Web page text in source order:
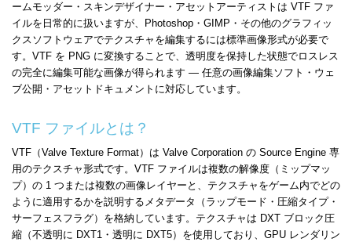
ームモッダー・スキンデザイナー・アセットアーティストは VTF ファ
イルを日常的に扱いますが、Photoshop・GIMP・その他のグラフィッ
クスソフトウェアでテクスチャを編集するには標準画像形式が必要で
す。VTF を PNG に変換することで、透明度を保持した状態でロスレス
の完全に編集可能な画像が得られます — 任意の画像編集ソフト・ウェ
ブ公開・アセットドキュメントに対応しています。
VTF ファイルとは？
VTF（Valve Texture Format）は Valve Corporation の Source Engine 専
用のテクスチャ形式です。VTF ファイルは複数の解像度（ミップマッ
プ）の 1 つまたは複数の画像レイヤーと、テクスチャをゲーム内でどの
ように適用するかを説明するメタデータ（ラップモード・圧縮タイプ・
サーフェスフラグ）を格納しています。テクスチャは DXT ブロック圧
縮（不透明に DXT1・透明に DXT5）を使用しており、GPU レンダリン